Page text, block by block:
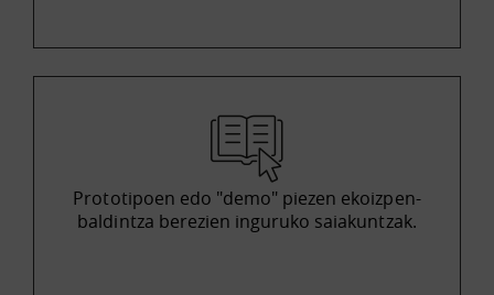
Prototipoen edo "demo" piezen ekoizpen-
baldintza berezien inguruko saiakuntzak.